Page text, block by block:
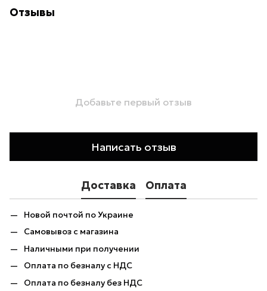
Отзывы
Добавьте первый отзыв
Написать отзыв
Доставка Оплата
Новой почтой по Украине
Самовывоз с магазина
Наличными при получении
Оплата по безналу с НДС
Оплата по безналу без НДС